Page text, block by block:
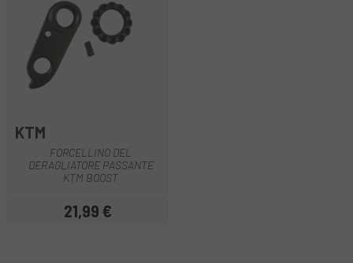
KTM
FORCELLINO DEL
DERAGLIATORE PASSANTE
KTM BOOST
Prezzo
21,99 €